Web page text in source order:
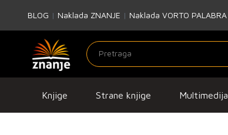
BLOG | Naklada ZNANJE | Naklada VORTO PALABRA
Knjige Strane knjige Multimedija